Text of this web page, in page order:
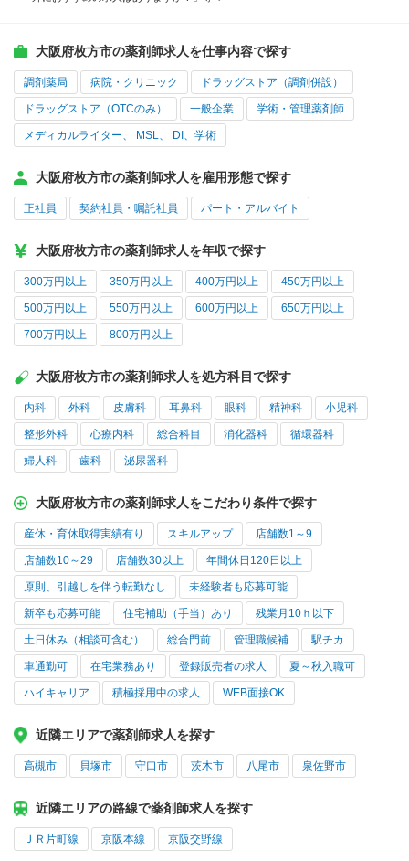
大阪府枚方市の薬剤師求人を仕事内容で探す
調剤薬局 病院・クリニック ドラッグストア（調剤併設）
ドラッグストア（OTCのみ） 一般企業 学術・管理薬剤師
メディカルライター、 MSL、 DI、学術
大阪府枚方市の薬剤師求人を雇用形態で探す
正社員 契約社員・嘱託社員 パート・アルバイト
大阪府枚方市の薬剤師求人を年収で探す
300万円以上 350万円以上 400万円以上 450万円以上
500万円以上 550万円以上 600万円以上 650万円以上
700万円以上 800万円以上
大阪府枚方市の薬剤師求人を処方科目で探す
内科 外科 皮膚科 耳鼻科 眼科 精神科 小児科
整形外科 心療内科 総合科目 消化器科 循環器科
婦人科 歯科 泌尿器科
大阪府枚方市の薬剤師求人をこだわり条件で探す
産休・育休取得実績有り スキルアップ 店舗数1～9
店舗数10～29 店舗数30以上 年間休日120日以上
原則、引越しを伴う転勤なし 未経験者も応募可能
新卒も応募可能 住宅補助（手当）あり 残業月10ｈ以下
土日休み（相談可含む） 総合門前 管理職候補 駅チカ
車通勤可 在宅業務あり 登録販売者の求人 夏～秋入職可
ハイキャリア 積極採用中の求人 WEB面接OK
近隣エリアで薬剤師求人を探す
高槻市 貝塚市 守口市 茨木市 八尾市 泉佐野市
近隣エリアの路線で薬剤師求人を探す
ＪＲ片町線 京阪本線 京阪交野線